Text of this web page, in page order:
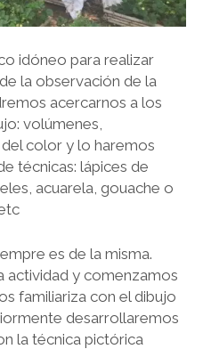
idóneo para realizar
la observación de la
acercarnos a los
volúmenes,
color y lo haremos
técnicas: lápices de
acuarela, gouache o
es de la misma.
actividad y comenzamos
familiariza con el dibujo
desarrollaremos
la técnica pictórica